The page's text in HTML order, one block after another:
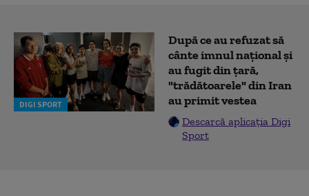
DIGI SPORT
După ce au refuzat să
cânte imnul naţional şi
au fugit din ţară,
"trădătoarele" din Iran
au primit vestea
Descarcă aplicația Digi
Sport